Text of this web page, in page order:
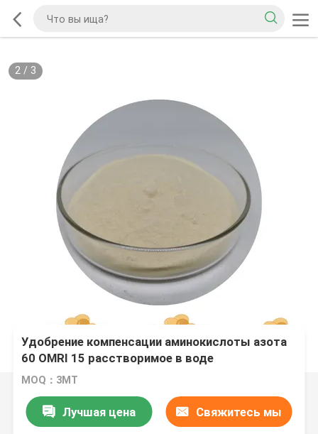
2/ 3
Удобрение компенсации аминокислоты азота
60 OMRI 15 расстворимое в воде
MOQ：3МТ
Лучшая цена Свяжитесь мы